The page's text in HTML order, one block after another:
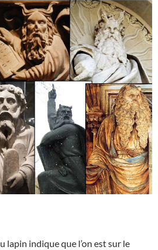
lapin indique que l’on est sur le